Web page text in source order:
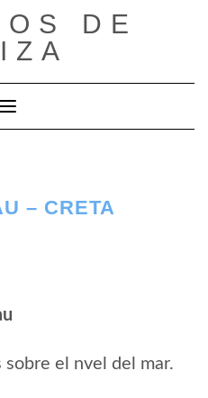
DE
Cambiar modo de navegación
– CRETA
el nvel del mar.